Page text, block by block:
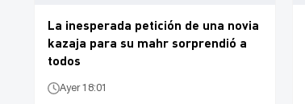
La inesperada petición de una novia
kazaja para su mahr sorprendió a
todos
Ayer 18:01